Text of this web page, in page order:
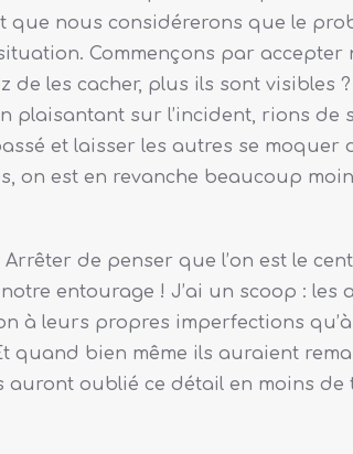
que nous considérerons que le
Commençons par accepter
les cacher, plus ils sont visibles
plaisantant sur l’incident, rions de
et laisser les autres se
on est en revanche beaucoup
Arrêter de penser que l’on est le
entourage ! J’ai un scoop :
à leurs propres imperfections
quand bien même ils auraient
auront oublié ce détail en moins